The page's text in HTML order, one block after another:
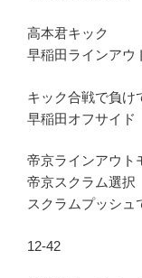
高本君キック
早稲田ラインアウ
キック合戦で負け
早稲田オフサイド
帝京ラインアウト
帝京スクラム選択
スクラムプッシュ
12-42